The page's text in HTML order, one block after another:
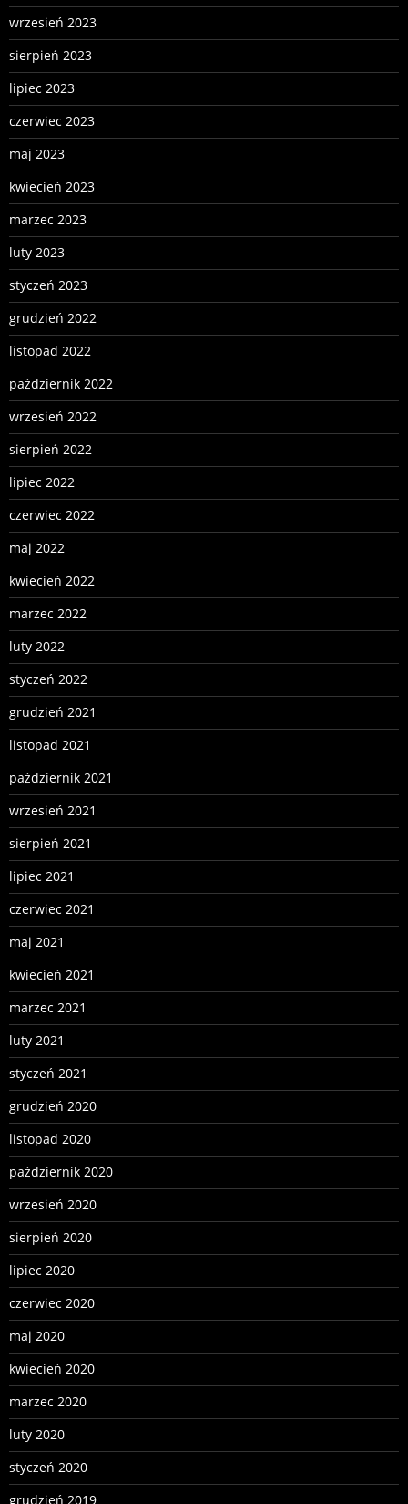
wrzesień 2023
sierpień 2023
lipiec 2023
czerwiec 2023
maj 2023
kwiecień 2023
marzec 2023
luty 2023
styczeń 2023
grudzień 2022
listopad 2022
październik 2022
wrzesień 2022
sierpień 2022
lipiec 2022
czerwiec 2022
maj 2022
kwiecień 2022
marzec 2022
luty 2022
styczeń 2022
grudzień 2021
listopad 2021
październik 2021
wrzesień 2021
sierpień 2021
lipiec 2021
czerwiec 2021
maj 2021
kwiecień 2021
marzec 2021
luty 2021
styczeń 2021
grudzień 2020
listopad 2020
październik 2020
wrzesień 2020
sierpień 2020
lipiec 2020
czerwiec 2020
maj 2020
kwiecień 2020
marzec 2020
luty 2020
styczeń 2020
grudzień 2019